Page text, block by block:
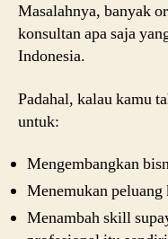
Masalahnya, banyak
konsultan apa saja
Indonesia.
Padahal, kalau kamu
untuk:
Mengembangkan
Menemukan
Menambah skill